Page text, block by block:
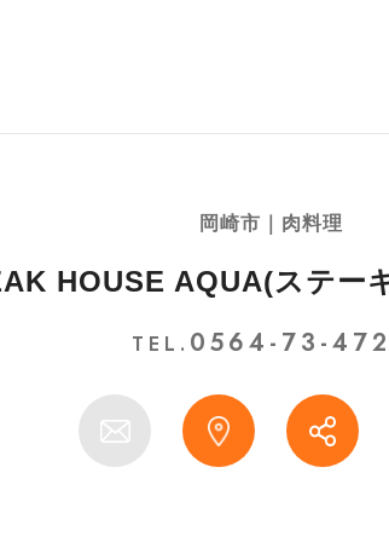
岡崎市｜肉料理
HOUSE AQUA(ステー
TEL. 0564-73-